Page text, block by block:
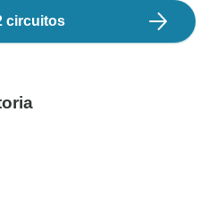
circuitos